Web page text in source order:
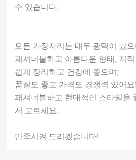
수 있습니다.
모든 가장자리는 매우 광택이 났으
패셔너블하고 아름다운 형태, 지
쉽게 정리하고 건강에 좋으며;
품질도 좋고 가격도 경쟁력 있어요!
패셔너블하고 현대적인 스타일을
서 고르세요.
만족시켜 드리겠습니다!